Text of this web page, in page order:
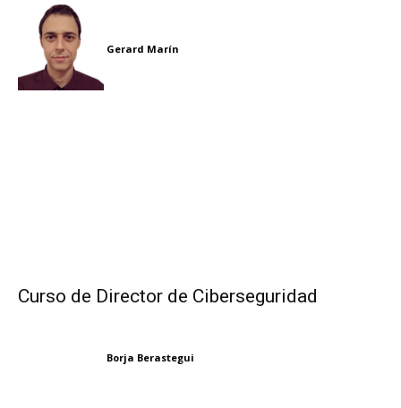
Gerard Marín
Curso de Director de Ciberseguridad
Borja Berastegui